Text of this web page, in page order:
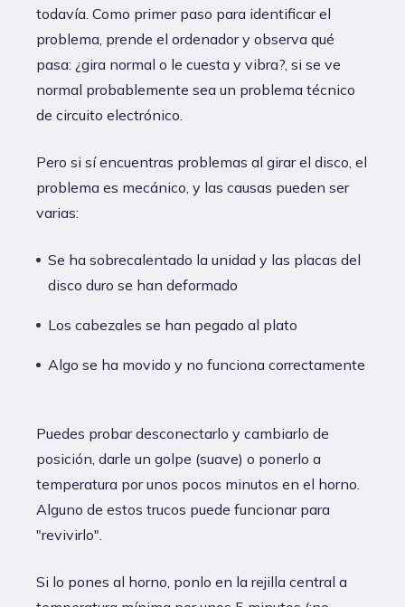
todavía. Como primer paso para identificar el
problema, prende el ordenador y observa qué
pasa: ¿gira normal o le cuesta y vibra?, si se ve
normal probablemente sea un problema técnico
de circuito electrónico.
Pero si sí encuentras problemas al girar el disco, el
problema es mecánico, y las causas pueden ser
varias:
Se ha sobrecalentado la unidad y las placas del
disco duro se han deformado
Los cabezales se han pegado al plato
Algo se ha movido y no funciona correctamente
Puedes probar desconectarlo y cambiarlo de
posición, darle un golpe (suave) o ponerlo a
temperatura por unos pocos minutos en el horno.
Alguno de estos trucos puede funcionar para
"revivirlo".
Si lo pones al horno, ponlo en la rejilla central a